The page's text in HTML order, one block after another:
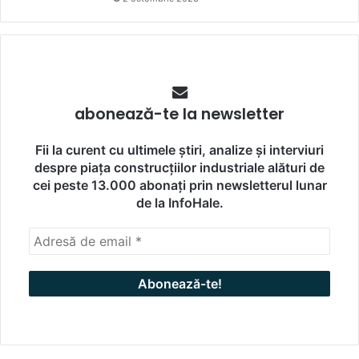
abonează-te la newsletter
Fii la curent cu ultimele știri, analize și interviuri
despre piața construcțiilor industriale alături de
cei peste 13.000 abonați prin newsletterul lunar
de la InfoHale.